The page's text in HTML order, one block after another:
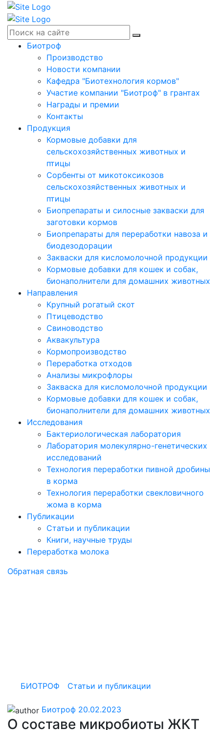
Биотроф
Производство
Новости компании
Кафедра "Биотехнология кормов"
Участие компании "Биотроф" в грантах
Награды и премии
Контакты
Продукция
Кормовые добавки для
сельскохозяйственных животных и
птицы
Сорбенты от микотоксикозов
сельскохозяйственных животных и
птицы
Биопрепараты и силосные закваски для
заготовки кормов
Биопрепараты для переработки навоза и
биодезодорации
Закваски для кисломолочной продукции
Кормовые добавки для кошек и собак,
бионаполнители для домашних животных
Направления
Крупный рогатый скот
Птицеводство
Свиноводство
Аквакультура
Кормопроизводство
Переработка отходов
Анализы микрофлоры
Закваска для кисломолочной продукции
Кормовые добавки для кошек и собак,
бионаполнители для домашних животных
Исследования
Бактериологическая лаборатория
Лаборатория молекулярно-генетических
исследований
Технология переработки пивной дробины
в корма
Технология переработки свекловичного
жома в корма
Публикации
Статьи и публикации
Книги, научные труды
Переработка молока
Обратная связь
БИОТРОФ Статьи и публикации
Биотроф 20.02.2023
О составе микробиоты ЖКТ